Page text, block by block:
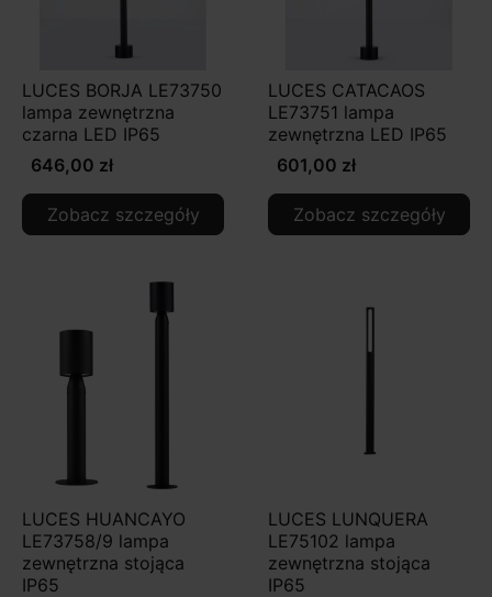
LUCES BORJA LE73750
lampa zewnętrzna
czarna LED IP65
646,00 zł
Zobacz szczegóły
LUCES CATACAOS
LE73751 lampa
zewnętrzna LED IP65
601,00 zł
Zobacz szczegóły
LUCES HUANCAYO
LE73758/9 lampa
zewnętrzna stojąca
IP65
LUCES LUNQUERA
LE75102 lampa
zewnętrzna stojąca
IP65